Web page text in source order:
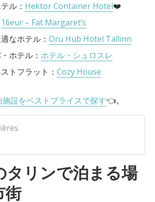
ル： Hektor Container Hotel❤️
16eur – Fat Margaret’s
なホテル： Oru Hub Hotel Tallinn
ホテル： ホテル・シュロスレ
トフラット： Cozy House
設をベストプライスで探す👈。
タリンで泊まる場
街